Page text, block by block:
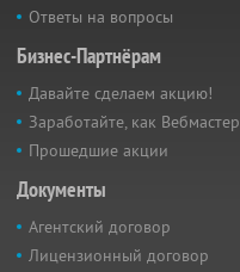
Ответы на вопросы
Бизнес-Партнёрам
Давайте сделаем акцию!
Заработайте, как Вебмастер
Прошедшие акции
Документы
Агентский договор
Лицензионный договор